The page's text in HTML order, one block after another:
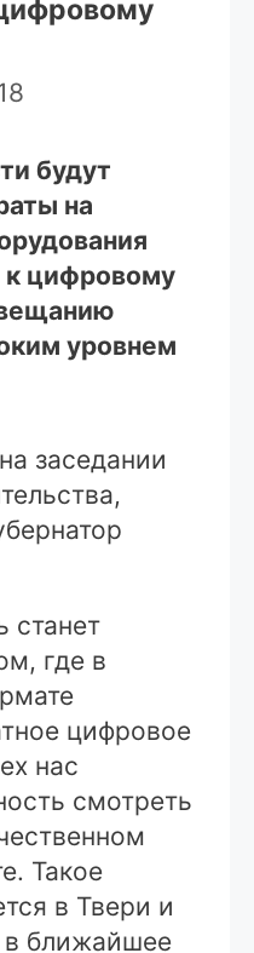
будут
на
к цифровому
уровнем
заседании
станет
где в
цифровое
нас
смотреть
Такое
в Твери и
ближайшее